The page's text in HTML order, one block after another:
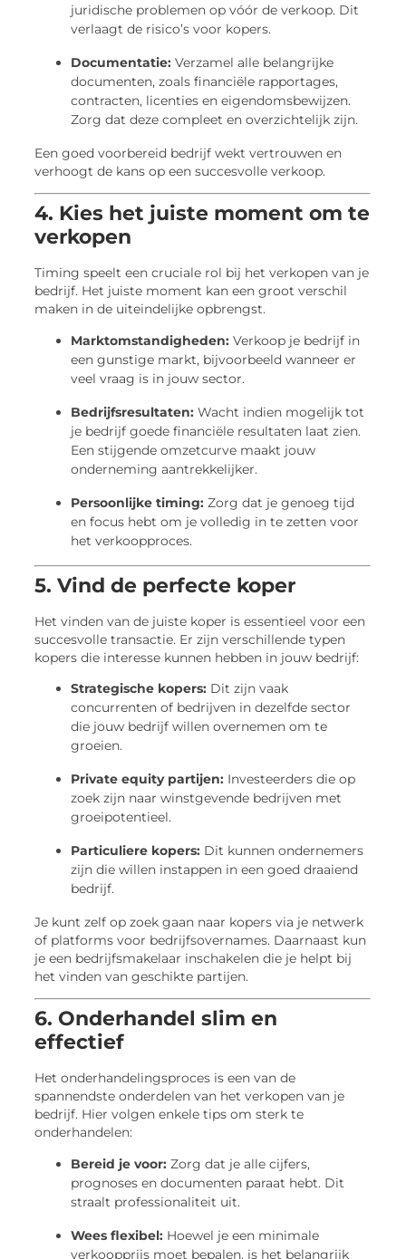
juridische problemen op vóór de verkoop. Dit
verlaagt de risico’s voor kopers.
Documentatie: Verzamel alle belangrijke
documenten, zoals financiële rapportages,
contracten, licenties en eigendomsbewijzen.
Zorg dat deze compleet en overzichtelijk zijn.
Een goed voorbereid bedrijf wekt vertrouwen en
verhoogt de kans op een succesvolle verkoop.
4. Kies het juiste moment om te
verkopen
Timing speelt een cruciale rol bij het verkopen van je
bedrijf. Het juiste moment kan een groot verschil
maken in de uiteindelijke opbrengst.
Marktomstandigheden: Verkoop je bedrijf in
een gunstige markt, bijvoorbeeld wanneer er
veel vraag is in jouw sector.
Bedrijfsresultaten: Wacht indien mogelijk tot
je bedrijf goede financiële resultaten laat zien.
Een stijgende omzetcurve maakt jouw
onderneming aantrekkelijker.
Persoonlijke timing: Zorg dat je genoeg tijd
en focus hebt om je volledig in te zetten voor
het verkoopproces.
5. Vind de perfecte koper
Het vinden van de juiste koper is essentieel voor een
succesvolle transactie. Er zijn verschillende typen
kopers die interesse kunnen hebben in jouw bedrijf:
Strategische kopers: Dit zijn vaak
concurrenten of bedrijven in dezelfde sector
die jouw bedrijf willen overnemen om te
groeien.
Private equity partijen: Investeerders die op
zoek zijn naar winstgevende bedrijven met
groeipotentieel.
Particuliere kopers: Dit kunnen ondernemers
zijn die willen instappen in een goed draaiend
bedrijf.
Je kunt zelf op zoek gaan naar kopers via je netwerk
of platforms voor bedrijfsovernames. Daarnaast kun
je een bedrijfsmakelaar inschakelen die je helpt bij
het vinden van geschikte partijen.
6. Onderhandel slim en
effectief
Het onderhandelingsproces is een van de
spannendste onderdelen van het verkopen van je
bedrijf. Hier volgen enkele tips om sterk te
onderhandelen:
Bereid je voor: Zorg dat je alle cijfers,
prognoses en documenten paraat hebt. Dit
straalt professionaliteit uit.
Wees flexibel: Hoewel je een minimale
verkoopprijs moet bepalen, is het belangrijk